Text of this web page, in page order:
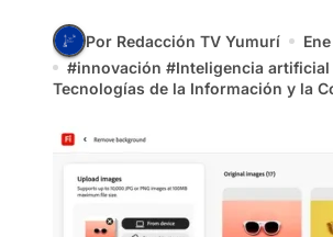
Por Redacción TV Yumurí
#innovación #Inteligencia artificial
Tecnologías de la Información y la